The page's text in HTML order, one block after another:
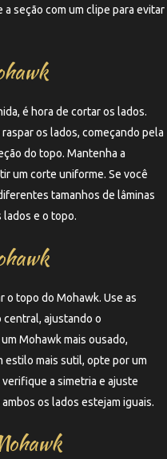
seção com um clipe para evitar
é hora de cortar os lados.
os lados, começando pela
do topo. Mantenha a
um corte uniforme. Se você
tamanhos de lâminas
lados e o topo.
o topo do Mohawk. Use as
central, ajustando o
Mohawk mais ousado,
estilo mais sutil, opte por um
a simetria e ajuste
os lados estejam iguais.